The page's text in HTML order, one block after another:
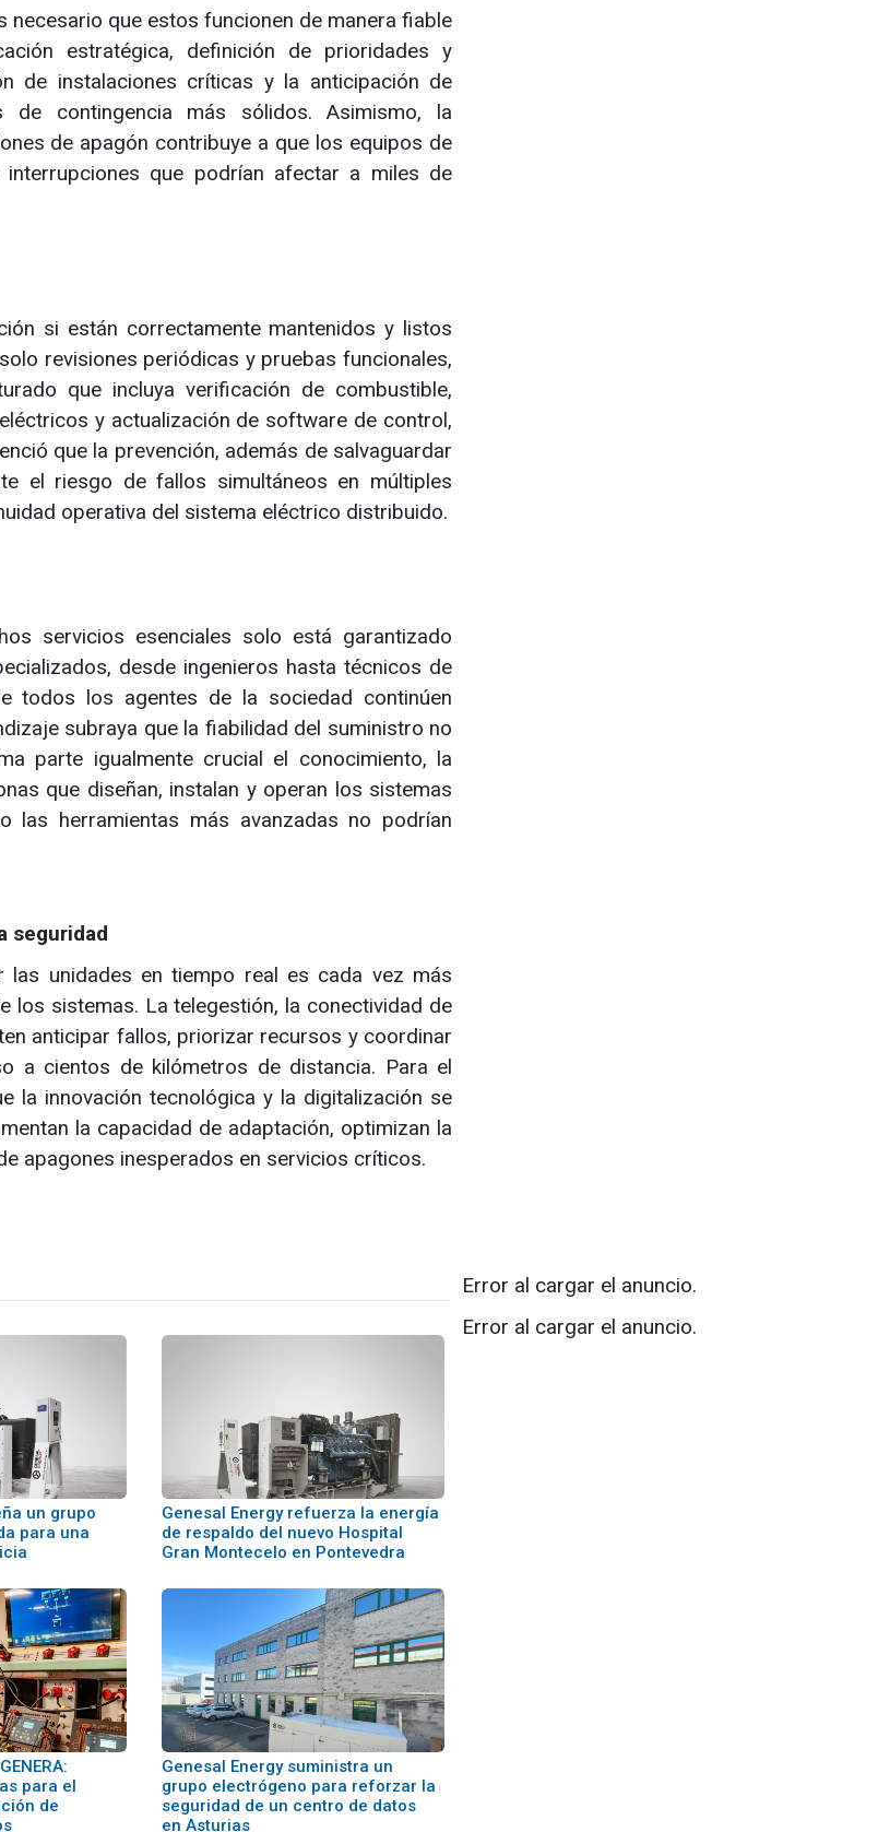
que estos funcionen de manera fiable
estratégica, definición de prioridades y
de instalaciones críticas y la anticipación de
de contingencia más sólidos. Asimismo, la
de apagón contribuye a que los equipos de
que podrían afectar a miles de
si están correctamente mantenidos y listos
revisiones periódicas y pruebas funcionales,
que incluya verificación de combustible,
y actualización de software de control,
que la prevención, además de salvaguardar
el riesgo de fallos simultáneos en múltiples
operativa del sistema eléctrico distribuido.
servicios esenciales solo está garantizado
desde ingenieros hasta técnicos de
todos los agentes de la sociedad continúen
subraya que la fiabilidad del suministro no
parte igualmente crucial el conocimiento, la
que diseñan, instalan y operan los sistemas
las herramientas más avanzadas no podrían
seguridad
unidades en tiempo real es cada vez más
los sistemas. La telegestión, la conectividad de
anticipar fallos, priorizar recursos y coordinar
a cientos de kilómetros de distancia. Para el
la innovación tecnológica y la digitalización se
la capacidad de adaptación, optimizan la
apagones inesperados en servicios críticos.
un grupo
para una
Genesal Energy refuerza la energía
de respaldo del nuevo Hospital
Gran Montecelo en Pontevedra
para el
de
Genesal Energy suministra un
grupo electrógeno para reforzar la
seguridad de un centro de datos
en Asturias
Error al cargar el anuncio.
Error al cargar el anuncio.